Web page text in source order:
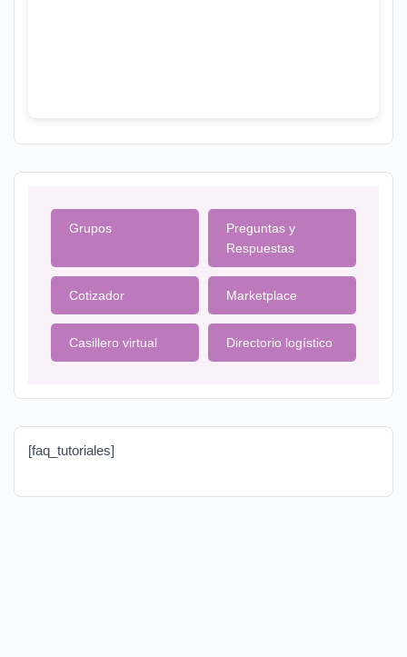
Grupos
Preguntas y
Respuestas
Cotizador Marketplace
Casillero virtual Directorio logístico
[faq_tutoriales]